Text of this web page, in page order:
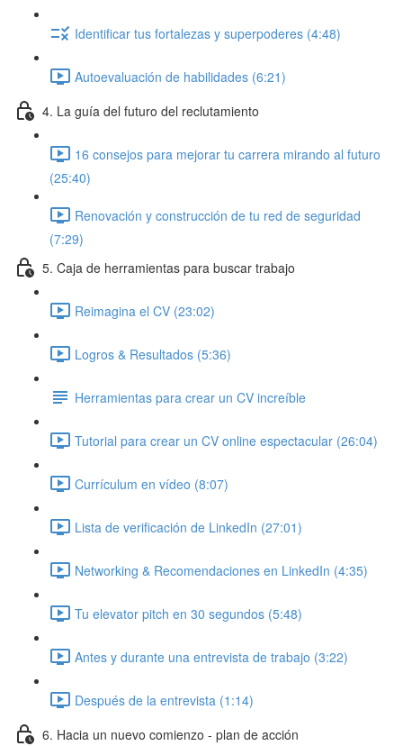
Identificar tus fortalezas y superpoderes (4:48)
Autoevaluación de habilidades (6:21)
4. La guía del futuro del reclutamiento
16 consejos para mejorar tu carrera mirando al futuro
(25:40)
Renovación y construcción de tu red de seguridad
(7:29)
5. Caja de herramientas para buscar trabajo
Reimagina el CV (23:02)
Logros & Resultados (5:36)
Herramientas para crear un CV increíble
Tutorial para crear un CV online espectacular (26:04)
Currículum en vídeo (8:07)
Lista de verificación de LinkedIn (27:01)
Networking & Recomendaciones en LinkedIn (4:35)
Tu elevator pitch en 30 segundos (5:48)
Antes y durante una entrevista de trabajo (3:22)
Después de la entrevista (1:14)
6. Hacia un nuevo comienzo - plan de acción